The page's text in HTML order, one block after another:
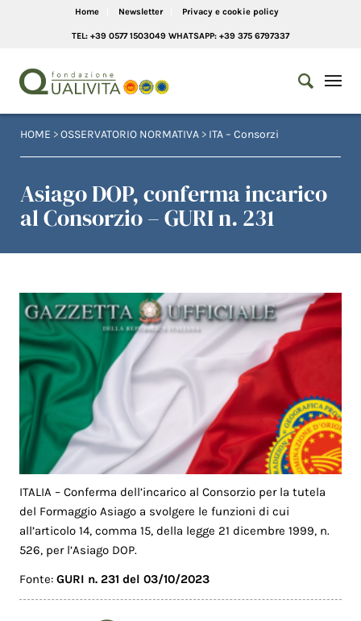
Home Newsletter Privacy e cookie policy
TEL: +39 0577 1503049 WHATSAPP: +39 375 6797337
HOME >OSSERVATORIO NORMATIVA > ITA – Consorzi
Asiago DOP, conferma incarico
al Consorzio – GURI n. 231
ITALIA – Conferma dell’incarico al Consorzio per la tutela
del Formaggio Asiago a svolgere le funzioni di cui
all’articolo 14, comma 15, della legge 21 dicembre 1999, n.
526, per l’Asiago DOP.
Fonte:GURI n. 231 del 03/10/2023